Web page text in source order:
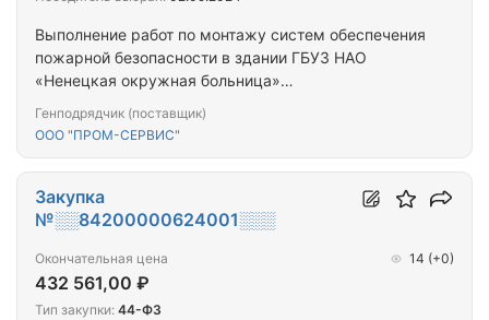
Выполнение работ по монтажу систем обеспечения
пожарной безопасности в здании ГБУЗ НАО
«Ненецкая окружная больница»
Генподрядчик (поставщик)
ООО "ПРОМ-СЕРВИС"
Закупка
№░░84200000624001░░░
Окончательная цена
432 561,00 ₽
14 (+0)
Тип закупки: 44-ФЗ